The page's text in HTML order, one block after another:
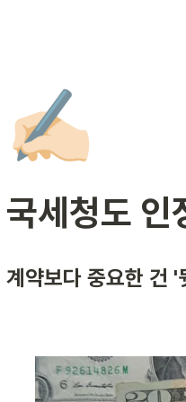
✍🏻
국세청도 인
계약보다 중요한 건 '